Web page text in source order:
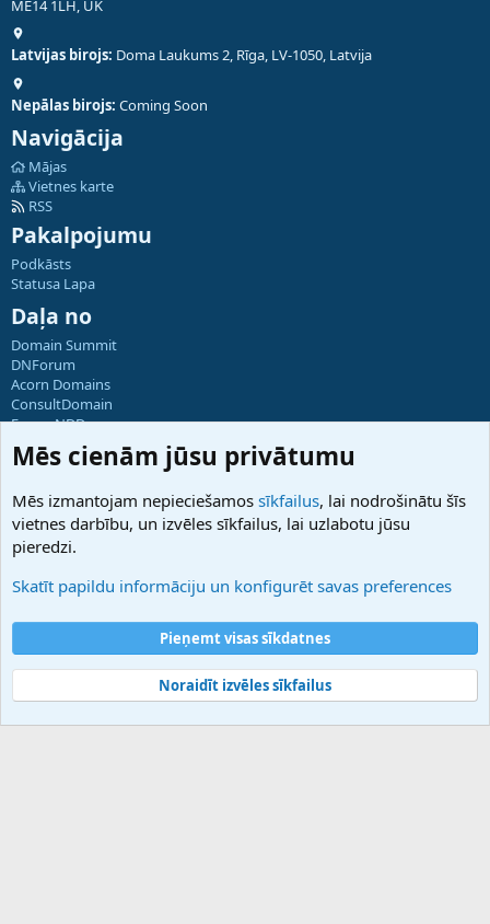
ME14 1LH, UK
Latvijas birojs: Doma Laukums 2, Rīga, LV-1050, Latvija
Nepālas birojs: Coming Soon
Navigācija
Mājas
Vietnes karte
RSS
Pakalpojumu
Podkāsts
Statusa Lapa
Daļa no
Domain Summit
DNForum
Acorn Domains
ConsultDomain
ForumNDD
Domainforum.ro
27.be
Hostmaria
Atbalsts
Palīdzība
Noteikumi un nosacījumi
Privātuma politika
Community platform by XenForo® © 2010-2025 XenForo Ltd.
Mēs cienām jūsu privātumu
Mēs izmantojam nepieciešamos sīkfailus, lai nodrošinātu šīs
vietnes darbību, un izvēles sīkfailus, lai uzlabotu jūsu
pieredzi.
Skatīt papildu informāciju un konfigurēt savas preferences
Pieņemt visas sīkdatnes
Noraidīt izvēles sīkfailus